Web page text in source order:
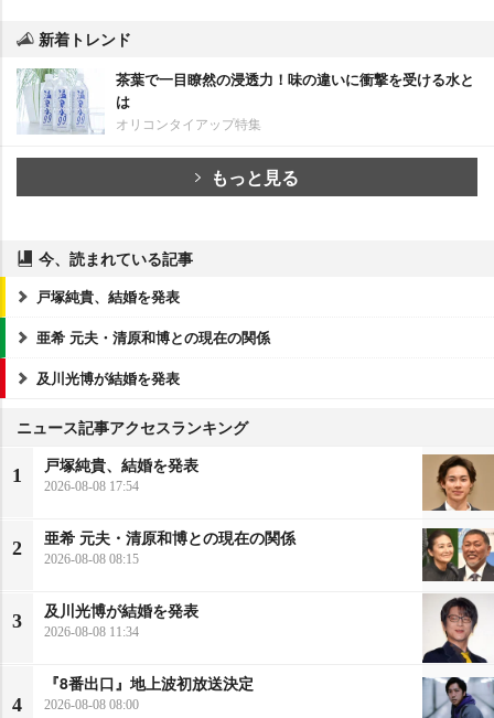
新着トレンド
茶葉で一目瞭然の浸透力！味の違いに衝撃を受ける水と
は
オリコンタイアップ特集
もっと見る
今、読まれている記事
戸塚純貴、結婚を発表
亜希 元夫・清原和博との現在の関係
及川光博が結婚を発表
ニュース記事アクセスランキング
1
戸塚純貴、結婚を発表
2026-08-08 17:54
2
亜希 元夫・清原和博との現在の関係
2026-08-08 08:15
3
及川光博が結婚を発表
2026-08-08 11:34
4
『8番出口』地上波初放送決定
2026-08-08 08:00